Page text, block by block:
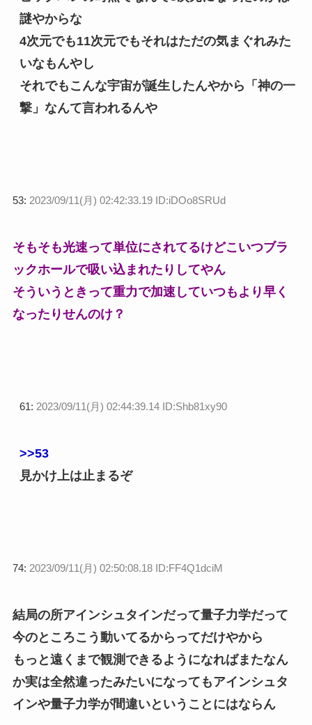
謎やからな
4次元でも11次元でもそれはただの気まぐれみた
いなもんやし
それでもこんな宇宙が誕生したんやから「神の一
撃」なんて言われるんや
53: 2023/09/11(月) 02:42:33.19 ID:iDOo8SRUd
そもそも光速って単位にされてるけどこいつブラ
ックホールで吸い込まれたりしてやん
そういうときって重力で加速していつもより早く
なったりせんのけ？
61: 2023/09/11(月) 02:44:39.14 ID:Shb81xy90
>>53
見かけ上は止まるぞ
74: 2023/09/11(月) 02:50:08.18 ID:FF4Q1dciM
結局の所アインシュタインだって量子力学だって
今のところこう動いてるからってだけやから
もっと遠くまで観測できるようになればまたなん
か実は全然違ったみたいになってもアインシュタ
インや量子力学が間違いということにはならん